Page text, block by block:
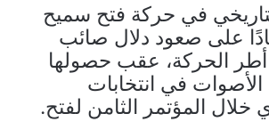
في حركة فتح سميح
على صعود دلال صائب
الحركة، عقب حصولها
في انتخابات
خلال المؤتمر الثامن لفتح.